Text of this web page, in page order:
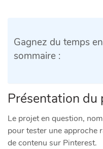
Gagnez du temps
sommaire :
Présentation du
Le projet en question,
pour tester une approche
de contenu sur Pinterest.